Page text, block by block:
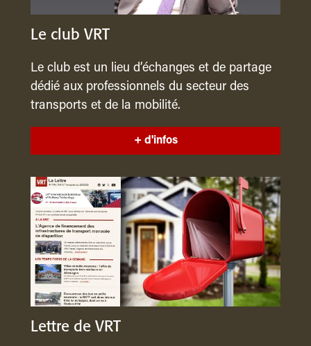
Le club VRT
Le club est un lieu d’échanges et de partage
dédié aux professionnels du secteur des
transports et de la mobilité.
+ d'infos
Lettre de VRT